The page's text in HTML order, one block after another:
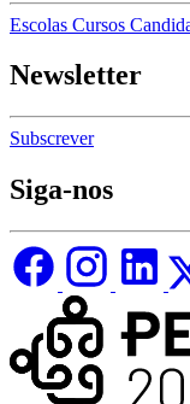
Escolas Cursos
Newsletter
Subscrever
Siga-nos